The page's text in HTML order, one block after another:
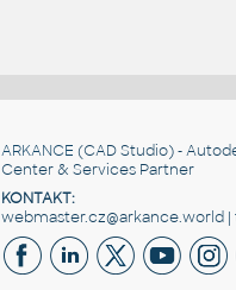
ARKANCE (CAD Studio) -
Center & Services Partner
KONTAKT:
webmaster.cz@arkance.world |